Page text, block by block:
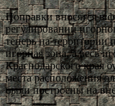
Поправки вносятся в
регулировании
теперь на территории
игорная зона, а весь
Краснодарского края
места расположения
были построены на